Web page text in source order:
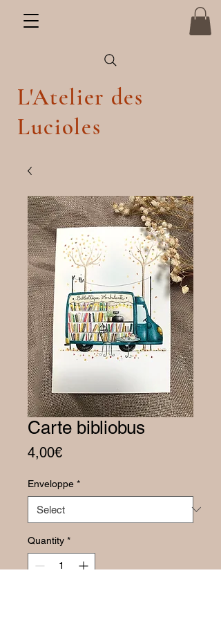
L'Atelier des
Lucioles
Carte bibliobus
4,00€Price
Enveloppe *
Quantity *